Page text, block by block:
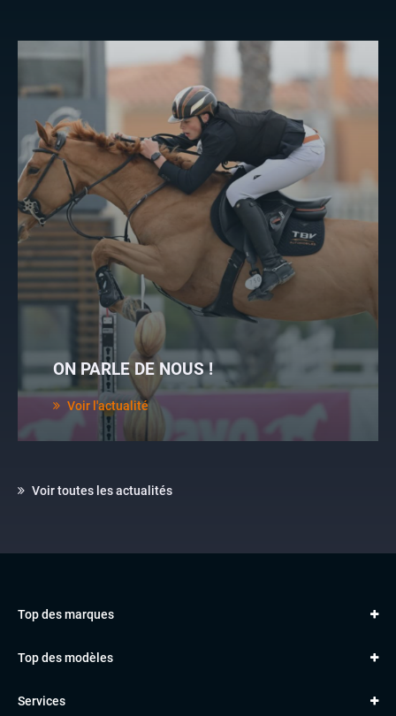
ON PARLE DE NOUS !
Voir l'actualité
Voir toutes les actualités
Top des marques
VOLKSWAGEN
BMW
Top des modèles
Classe A
Services